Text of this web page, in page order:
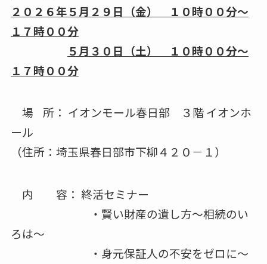
２０２６年５月２９日（金） １０時００分～
１７時００分
５月３０日（土） １０時００分～
１７時００分
場 所： イオンモール春日部 ３階 イオンホ
ール
（住所：埼玉県春日部市下柳４２０－１）
内 容： 終活セミナー
・賢い財産の遺し方～相続のい
ろは～
・身元保証人の不安をゼロに～